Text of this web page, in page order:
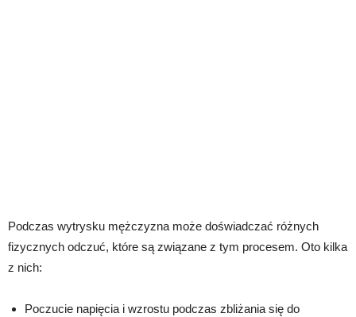
Podczas wytrysku mężczyzna może doświadczać różnych
fizycznych odczuć, które są związane z tym procesem. Oto kilka
z nich:
Poczucie napięcia i wzrostu podczas zbliżania się do